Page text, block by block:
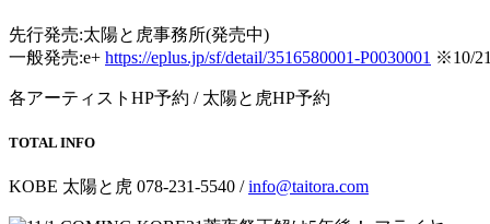
先行発売:太陽と虎事務所(発売中)
一般発売:e+ https://eplus.jp/sf/detail/3516580001-P0030001 ※10/
各アーティストHP予約 / 太陽と虎HP予約
TOTAL INFO
KOBE 太陽と虎 078-231-5540 /info@taitora.com